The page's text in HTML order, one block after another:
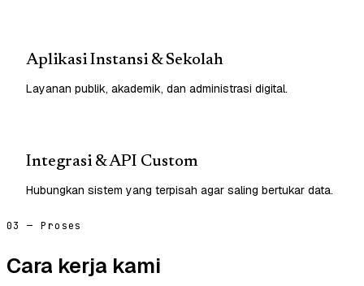
Aplikasi Instansi & Sekolah
Layanan publik, akademik, dan administrasi digital.
Integrasi & API Custom
Hubungkan sistem yang terpisah agar saling bertukar data.
03 — Proses
Cara kerja kami